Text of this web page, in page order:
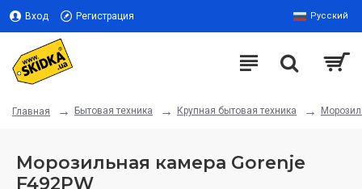
Вход Регистрация Русский
Главная Бытовая техника Крупная бытовая техника
Морозильная камера Gorenje
F492PW